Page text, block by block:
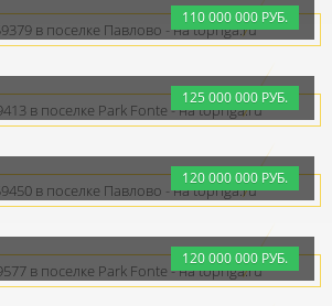
110000000 РУБ.
125000000 РУБ.
120000000 РУБ.
120000000 РУБ.